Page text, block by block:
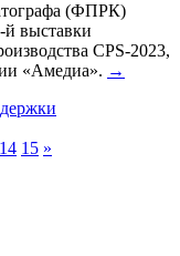
(ФПРК)
й выставки
CPS-2023,
«Амедиа». →
14 15 »